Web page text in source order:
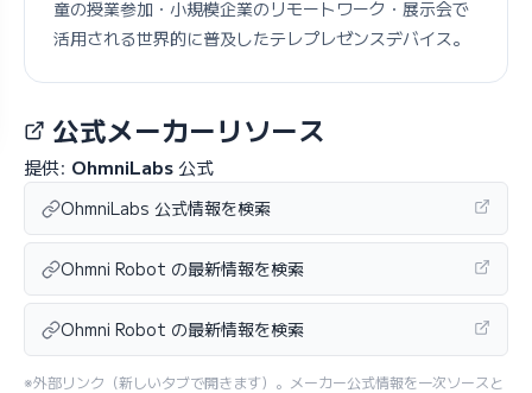
童の授業参加・小規模企業のリモートワーク・展示会で
活用される世界的に普及したテレプレゼンスデバイス。
公式メーカーリソース
提供: OhmniLabs公式
OhmniLabs 公式情報を検索
Ohmni Robot の最新情報を検索
Ohmni Robot の最新情報を検索
※外部リンク（新しいタブで開きます）。メーカー公式情報を一次ソースと